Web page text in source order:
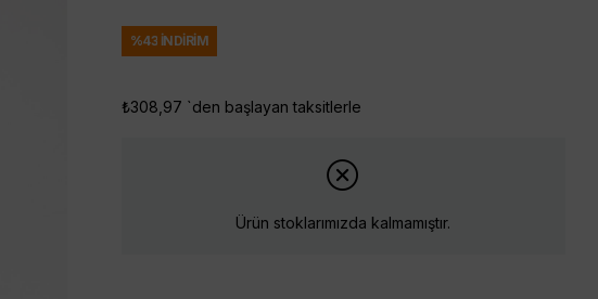
%43 İNDIRIM
₺308,97 `den başlayan taksitlerle
Ürün stoklarımızda kalmamıştır.